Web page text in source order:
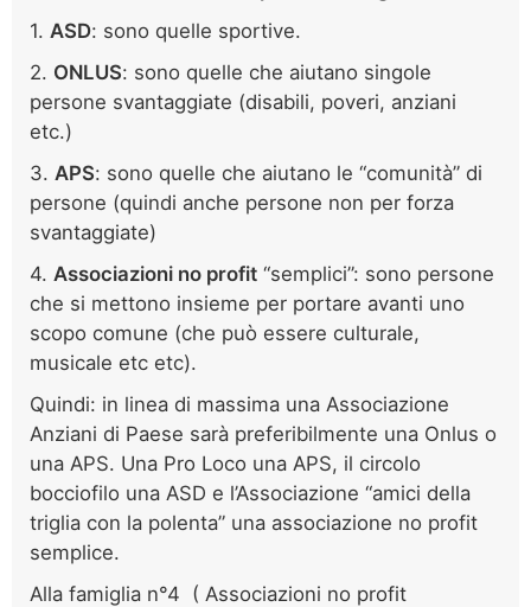
1. ASD: sono quelle sportive.
2. ONLUS: sono quelle che aiutano singole
persone svantaggiate (disabili, poveri, anziani
etc.)
3. APS: sono quelle che aiutano le “comunità” di
persone (quindi anche persone non per forza
svantaggiate)
4. Associazioni no profit “semplici”: sono persone
che si mettono insieme per portare avanti uno
scopo comune (che può essere culturale,
musicale etc etc).
Quindi: in linea di massima una Associazione
Anziani di Paese sarà preferibilmente una Onlus o
una APS. Una Pro Loco una APS, il circolo
bocciofilo una ASD e l’Associazione “amici della
triglia con la polenta” una associazione no profit
semplice.
Alla famiglia n°4 ( Associazioni no profit